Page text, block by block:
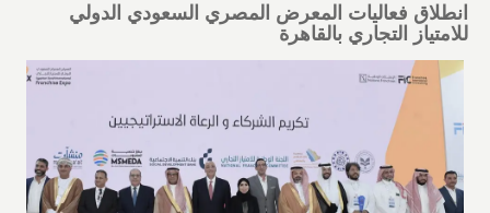
انطلاق فعاليات المعرض المصري السعودي الدولي
للامتياز التجاري بالقاهرة